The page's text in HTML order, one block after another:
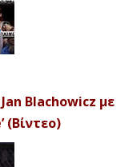
Blachowicz με
(Βίντεο)